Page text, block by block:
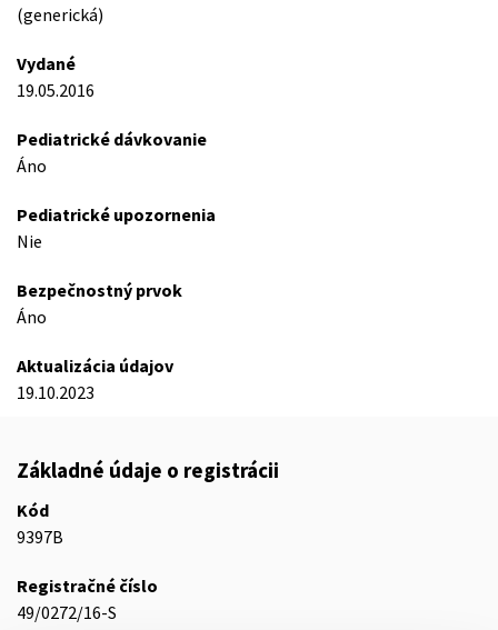
(generická)
Vydané
19.05.2016
Pediatrické dávkovanie
Áno
Pediatrické upozornenia
Nie
Bezpečnostný prvok
Áno
Aktualizácia údajov
19.10.2023
Základné údaje o registrácii
Kód
9397B
Registračné číslo
49/0272/16-S